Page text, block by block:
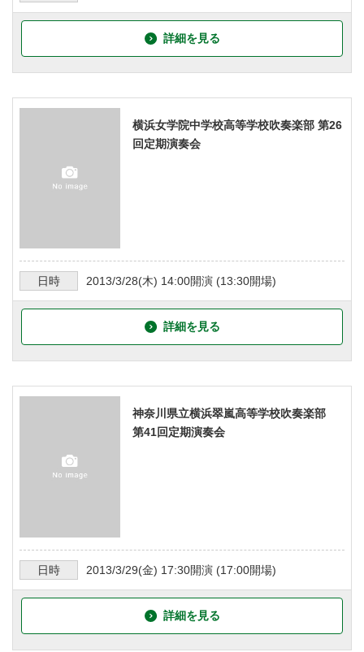
詳細を見る
横浜女学院中学校高等学校吹奏楽部 第26
回定期演奏会
日時 2013/3/28(木) 14:00開演 (13:30開場)
詳細を見る
神奈川県立横浜翠嵐高等学校吹奏楽部
第41回定期演奏会
日時 2013/3/29(金) 17:30開演 (17:00開場)
詳細を見る